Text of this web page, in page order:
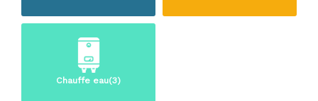
Chauffe eau(3)